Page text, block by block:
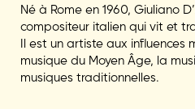
Né à Rome en 1960, Giuliano
compositeur italien qui vit et
Il est un artiste aux influences
musique du Moyen Âge, la
musiques traditionnelles.